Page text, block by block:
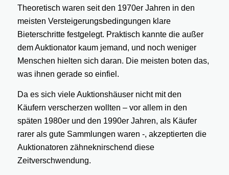
Theoretisch waren seit den 1970er Jahren in den
meisten Versteigerungsbedingungen klare
Bieterschritte festgelegt. Praktisch kannte die außer
dem Auktionator kaum jemand, und noch weniger
Menschen hielten sich daran. Die meisten boten das,
was ihnen gerade so einfiel.
Da es sich viele Auktionshäuser nicht mit den
Käufern verscherzen wollten – vor allem in den
späten 1980er und den 1990er Jahren, als Käufer
rarer als gute Sammlungen waren -, akzeptierten die
Auktionatoren zähneknirschend diese
Zeitverschwendung.